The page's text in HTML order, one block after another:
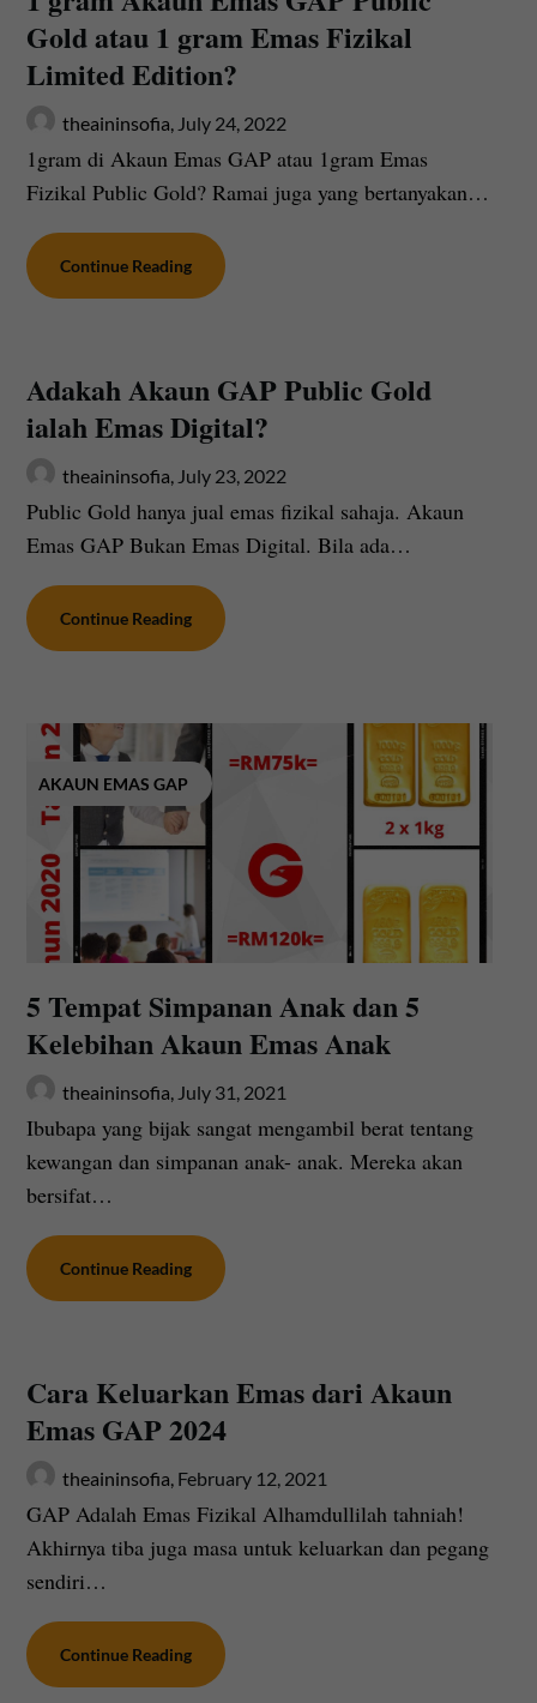
Gold atau 1 gram Emas Fizikal
Limited Edition?
theaininsofia, July 24, 2022
1gram di Akaun Emas GAP atau 1gram Emas
Fizikal Public Gold? Ramai juga yang bertanyakan…
Continue Reading
Adakah Akaun GAP Public Gold
ialah Emas Digital?
theaininsofia, July 23, 2022
Public Gold hanya jual emas fizikal sahaja. Akaun
Emas GAP Bukan Emas Digital. Bila ada…
Continue Reading
AKAUN EMAS GAP
5 Tempat Simpanan Anak dan 5
Kelebihan Akaun Emas Anak
theaininsofia, July 31, 2021
Ibubapa yang bijak sangat mengambil berat tentang
kewangan dan simpanan anak- anak. Mereka akan
bersifat…
Continue Reading
Cara Keluarkan Emas dari Akaun
Emas GAP 2024
theaininsofia, February 12, 2021
GAP Adalah Emas Fizikal Alhamdullilah tahniah!
Akhirnya tiba juga masa untuk keluarkan dan pegang
sendiri…
Continue Reading